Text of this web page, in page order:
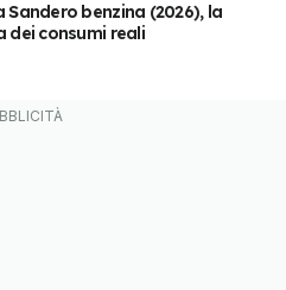
Sandero benzina (2026), la
dei consumi reali